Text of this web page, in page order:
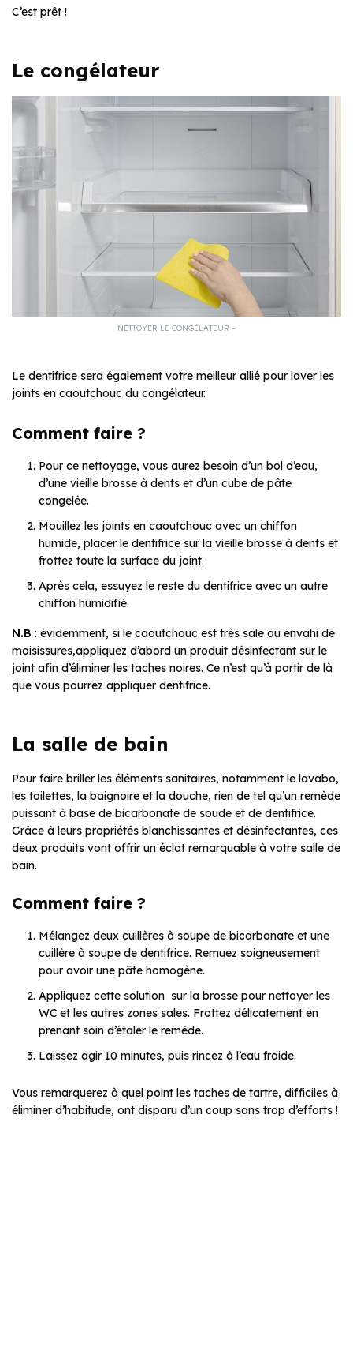
C’est prêt !
Le congélateur
NETTOYER LE CONGÉLATEUR –
Le dentifrice sera également votre meilleur allié pour laver les
joints en caoutchouc du congélateur.
Comment faire ?
Pour ce nettoyage, vous aurez besoin d’un bol d’eau,
d’une vieille brosse à dents et d’un cube de pâte
congelée.
Mouillez les joints en caoutchouc avec un chiffon
humide, placer le dentifrice sur la vieille brosse à dents et
frottez toute la surface du joint.
Après cela, essuyez le reste du dentifrice avec un autre
chiffon humidifié.
N.B : évidemment, si le caoutchouc est très sale ou envahi de
moisissures,appliquez d’abord un produit désinfectant sur le
joint afin d’éliminer les taches noires. Ce n’est qu’à partir de là
que vous pourrez appliquer dentifrice.
La salle de bain
Pour faire briller les éléments sanitaires, notamment le lavabo,
les toilettes, la baignoire et la douche, rien de tel qu’un remède
puissant à base de bicarbonate de soude et de dentifrice.
Grâce à leurs propriétés blanchissantes et désinfectantes, ces
deux produits vont offrir un éclat remarquable à votre salle de
bain.
Comment faire ?
Mélangez deux cuillères à soupe de bicarbonate et une
cuillère à soupe de dentifrice. Remuez soigneusement
pour avoir une pâte homogène.
Appliquez cette solution sur la brosse pour nettoyer les
WC et les autres zones sales. Frottez délicatement en
prenant soin d’étaler le remède.
Laissez agir 10 minutes, puis rincez à l’eau froide.
Vous remarquerez à quel point les taches de tartre, difficiles à
éliminer d’habitude, ont disparu d’un coup sans trop d’efforts !